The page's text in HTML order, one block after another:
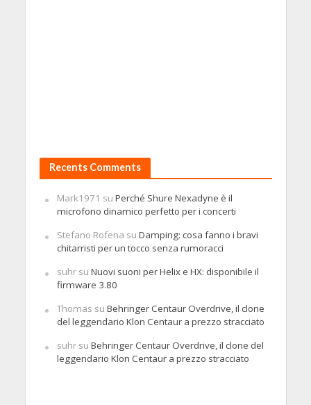
Recents Comments
Mark1971 su Perché Shure Nexadyne è il
microfono dinamico perfetto per i concerti
Stefano Rofena su Damping: cosa fanno i bravi
chitarristi per un tocco senza rumoracci
suhrsu Nuovi suoni per Helix e HX: disponibile il
firmware 3.80
Thomas su Behringer Centaur Overdrive, il clone
del leggendario Klon Centaur a prezzo stracciato
suhrsu Behringer Centaur Overdrive, il clone del
leggendario Klon Centaur a prezzo stracciato